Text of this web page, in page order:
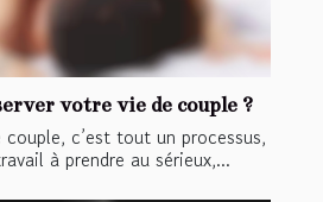
votre vie de couple ?
couple, c’est tout un processus,
à prendre au sérieux,...